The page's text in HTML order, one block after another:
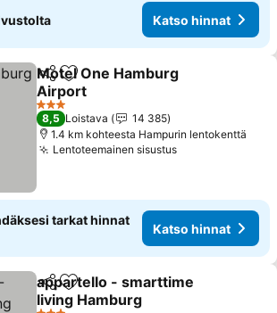
Katso hinnat
Jaa Lisää suosikkeihin
Motel One Hamburg
Airport
Katso hinnat
3 Tähtiluokitus
8,5 Loistava
14 385
1.4 km kohteesta Hampurin lentokenttä
Lentoteemainen sisustusKatso hinnat
tarkat hinnat
Katso hinnat
Jaa Lisää suosikkeihin
appartello - smarttime
living Hamburg